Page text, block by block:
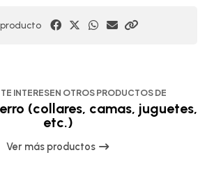
INTERESEN OTROS PRODUCTOS DE
(collares, camas, juguetes,
etc.)
Ver más productos